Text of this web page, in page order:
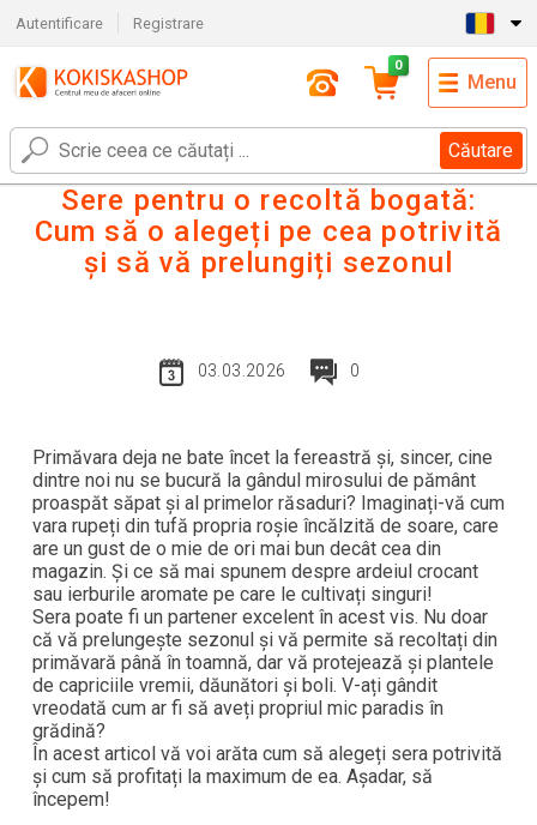
Autentificare Registrare
Căutare
0
Menu
Sere pentru o recoltă bogată:
Cum să o alegeți pe cea potrivită
și să vă prelungiți sezonul
03.03.2026 0
Primăvara deja ne bate încet la fereastră și, sincer, cine
dintre noi nu se bucură la gândul mirosului de pământ
proaspăt săpat și al primelor răsaduri? Imaginați-vă cum
vara rupeți din tufă propria roșie încălzită de soare, care
are un gust de o mie de ori mai bun decât cea din
magazin. Și ce să mai spunem despre ardeiul crocant
sau ierburile aromate pe care le cultivați singuri!
Sera poate fi un partener excelent în acest vis. Nu doar
că vă prelungește sezonul și vă permite să recoltați din
primăvară până în toamnă, dar vă protejează și plantele
de capriciile vremii, dăunători și boli. V-ați gândit
vreodată cum ar fi să aveți propriul mic paradis în
grădină?
În acest articol vă voi arăta cum să alegeți sera potrivită
și cum să profitați la maximum de ea. Așadar, să
începem!